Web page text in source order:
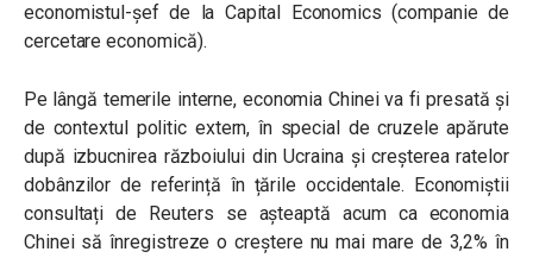
economistul-șef de la Capital Economics (companie de
cercetare economică).
Pe lângă temerile interne, economia Chinei va fi presată și
de contextul politic extern, în special de cruzele apărute
după izbucnirea războiului din Ucraina și creșterea ratelor
dobânzilor de referință în țările occidentale. Economiștii
consultați de Reuters se așteaptă acum ca economia
Chinei să înregistreze o creștere nu mai mare de 3,2% în